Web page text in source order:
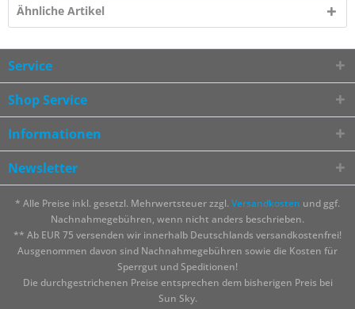
Ähnliche Artikel
Service
Shop Service
Informationen
Newsletter
* Alle Preise inkl. gesetzl. Mehrwertsteuer zzgl. Versandkosten und ggf.
Nachnahmegebühren, wenn nicht anders beschrieben.
** Ab EUR 75 versenden wir innerhalb Deutschlands versandkostenfrei!
Ausgenommen davon sind Nachnahmegebühren sowie die Kosten für
Sperrgut und Speditionen!
Die durchgestrichenen Preise entsprechen dem bisherigen Preis bei
Sun Sky.